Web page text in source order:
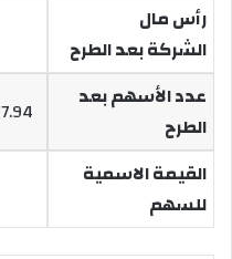
رأس مال
الشركة بعد الطرح
عدد الأسهم بعد
الطرح
7.94 مليون سهم مدفوعة بالكامل
القيمة الاسمية
للسهم